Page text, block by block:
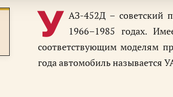
У АЗ-452Д – советский
1966–1985 годах.
соответствующим моделям
года автомобиль называется